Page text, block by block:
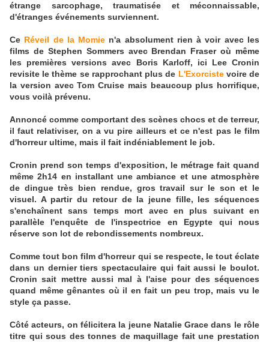
étrange sarcophage, traumatisée et méconnaissable,
d'étranges événements surviennent.
Ce Réveil de la Momie n'a absolument rien à voir avec les
films de Stephen Sommers avec Brendan Fraser où même
les premières versions avec Boris Karloff, ici Lee Cronin
revisite le thème se rapprochant plus de L'Exorcistevoire de
la version avec Tom Cruise mais beaucoup plus horrifique,
vous voilà prévenu.
Annoncé comme comportant des scènes chocs et de terreur,
il faut relativiser, on a vu pire ailleurs et ce n'est pas le film
d'horreur ultime, mais il fait indéniablement le job.
Cronin prend son temps d'exposition, le métrage fait quand
même 2h14 en installant une ambiance et une atmosphère
de dingue très bien rendue, gros travail sur le son et le
visuel. A partir du retour de la jeune fille, les séquences
s'enchaînent sans temps mort avec en plus suivant en
parallèle l'enquête de l'inspectrice en Egypte qui nous
réserve son lot de rebondissements nombreux.
Comme tout bon film d'horreur qui se respecte, le tout éclate
dans un dernier tiers spectaculaire qui fait aussi le boulot.
Cronin sait mettre aussi mal à l'aise pour des séquences
quand même gênantes où il en fait un peu trop, mais vu le
style ça passe.
Côté acteurs, on félicitera la jeune Natalie Grace dans le rôle
titre qui sous des tonnes de maquillage fait une prestation